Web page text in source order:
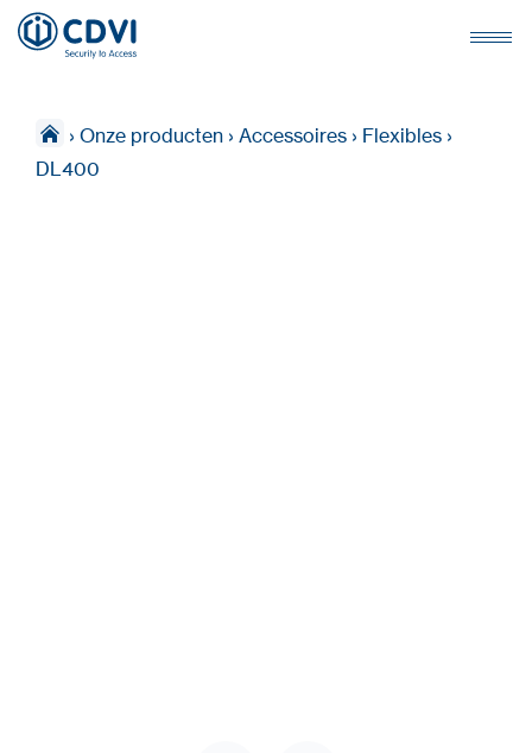
› Onze producten › Accessoires › Flexibles ›
DL400